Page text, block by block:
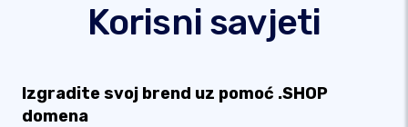
Korisni savjeti
Izgradite svoj brend uz pomoć .SHOP
domena